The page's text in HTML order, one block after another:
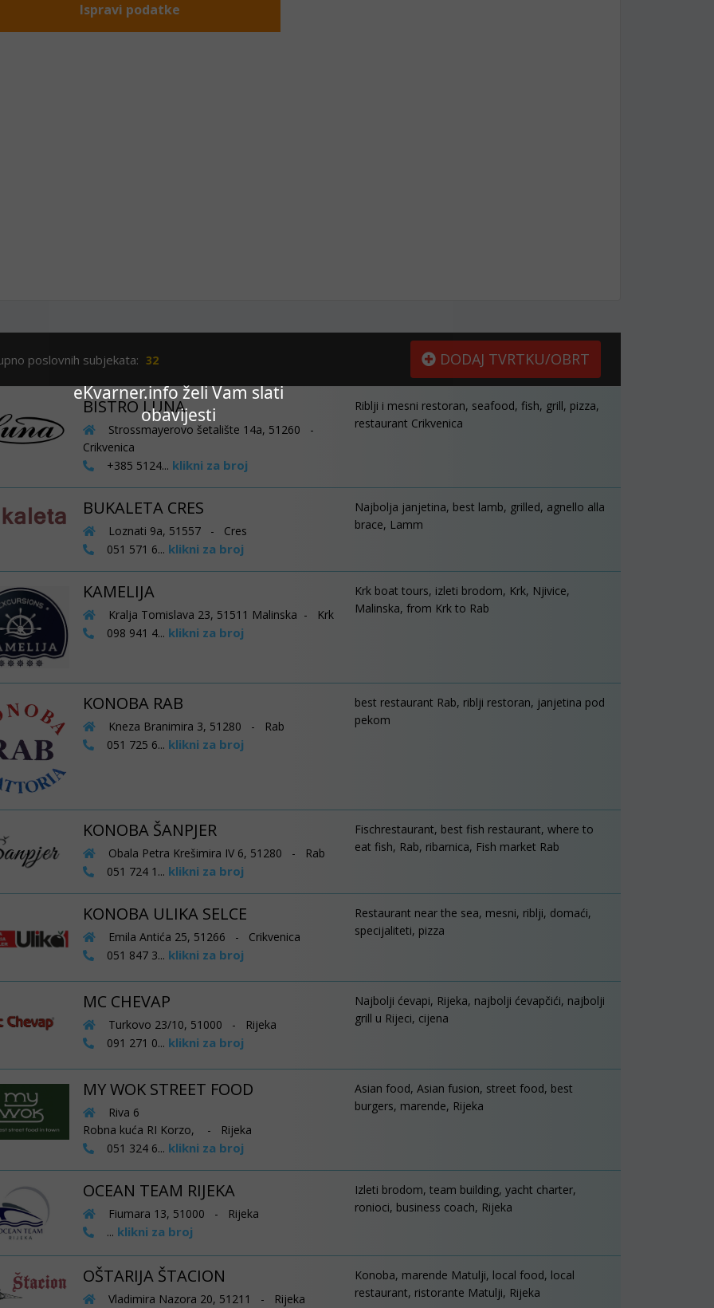
eKvarner.info želi Vam slati
obavijesti
Ispravi podatke
poslovnih subjekata: 32 DODAJ TVRTKU/OBRT
BISTRO LUNA
Strossmayerovo šetalište 14a, 51260 -
Crikvenica
+385 5124... klikni za broj
Riblji i mesni restoran, seafood, fish, grill, pizza,
restaurant Crikvenica
BUKALETA CRES
Loznati 9a, 51557 - Cres
051 571 6... klikni za broj
Najbolja janjetina, best lamb, grilled, agnello alla
brace, Lamm
KAMELIJA
Kralja Tomislava 23, 51511 Malinska - Krk
098 941 4... klikni za broj
Krk boat tours, izleti brodom, Krk, Njivice,
Malinska, from Krk to Rab
KONOBA RAB
Kneza Branimira 3, 51280 - Rab
051 725 6... klikni za broj
best restaurant Rab, riblji restoran, janjetina pod
pekom
KONOBA ŠANPJER
Obala Petra Krešimira IV 6, 51280 - Rab
051 724 1... klikni za broj
Fischrestaurant, best fish restaurant, where to
eat fish, Rab, ribarnica, Fish market Rab
KONOBA ULIKA SELCE
Emila Antića 25, 51266 - Crikvenica
051 847 3... klikni za broj
Restaurant near the sea, mesni, riblji, domaći,
specijaliteti, pizza
MC CHEVAP
Turkovo 23/10, 51000 - Rijeka
091 271 0... klikni za broj
Najbolji ćevapi, Rijeka, najbolji ćevapčići, najbolji
grill u Rijeci, cijena
MY WOK STREET FOOD
Riva 6
Robna kuća RI Korzo, - Rijeka
051 324 6... klikni za broj
Asian food, Asian fusion, street food, best
burgers, marende, Rijeka
OCEAN TEAM RIJEKA
Fiumara 13, 51000 - Rijeka
... klikni za broj
Izleti brodom, team building, yacht charter,
ronioci, business coach, Rijeka
OŠTARIJA ŠTACION
Vladimira Nazora 20, 51211 - Rijeka
Konoba, marende Matulji, local food, local
restaurant, ristorante Matulji, Rijeka